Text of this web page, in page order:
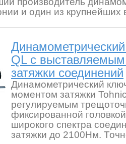
и один из крупнейших
QL с
затяжки соединений
Динамометрический
моментом затяжки
регулируемым
фиксированной
широкого спектра
затяжки до 2100Нм.